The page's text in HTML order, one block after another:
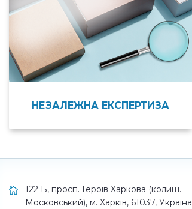
НЕЗАЛЕЖНА ЕКСПЕРТИЗА
122 Б, просп. Героїв Харкова (колиш.
Московський), м. Харків, 61037, Україна